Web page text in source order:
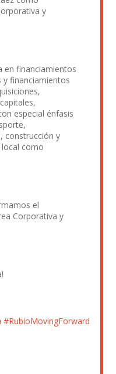
y
en financiamientos
y financiamientos
especial énfasis
construcción y
como
el
Corporativa y
#RubioMovingForward